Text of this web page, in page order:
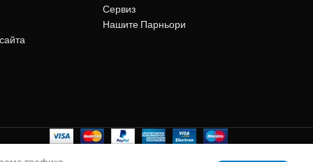
Сервиз
Нашите Парньори